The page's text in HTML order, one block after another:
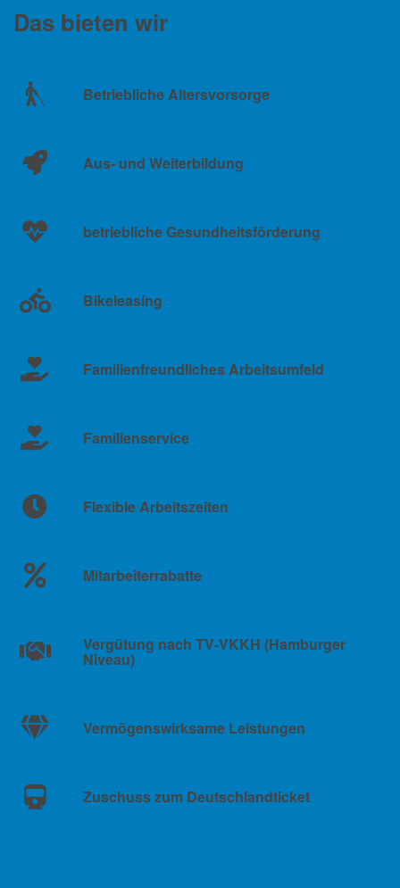
Das bieten wir
Betriebliche Altersvorsorge
Aus- und Weiterbildung
betriebliche Gesundheitsförderung
Bikeleasing
Familienfreundliches Arbeitsumfeld
Familienservice
Flexible Arbeitszeiten
Mitarbeiterrabatte
Vergütung nach TV-VKKH (Hamburger
Niveau)
Vermögenswirksame Leistungen
Zuschuss zum Deutschlandticket